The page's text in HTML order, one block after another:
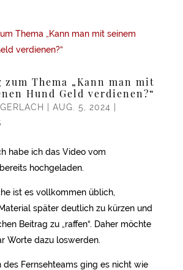
zum Thema „Kann man mit
Hund Geld verdienen?“
AUG. 5, 2024
habe ich das Video vom
hochgeladen.
ist es vollkommen üblich,
später deutlich zu kürzen und
Beitrag zu „raffen“. Daher möchte
Worte dazu loswerden.
des Fernsehteams ging es nicht wie